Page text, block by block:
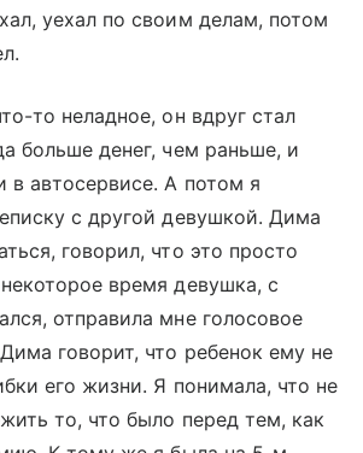
уехал по своим делам, потом
то неладное, он вдруг стал
больше денег, чем раньше, и
в автосервисе. А потом я
с другой девушкой. Дима
говорил, что это просто
время девушка, с
отправила мне голосовое
говорит, что ребенок ему не
его жизни. Я понимала, что не
то, что было перед тем, как